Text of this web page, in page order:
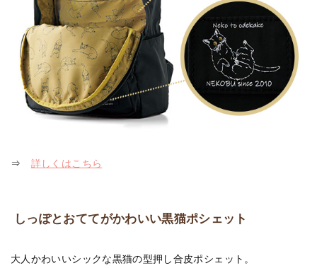
⇒ 詳しくはこちら
しっぽとおててがかわいい黒猫ポシェット
大人かわいいシックな黒猫の型押し合皮ポシェット。